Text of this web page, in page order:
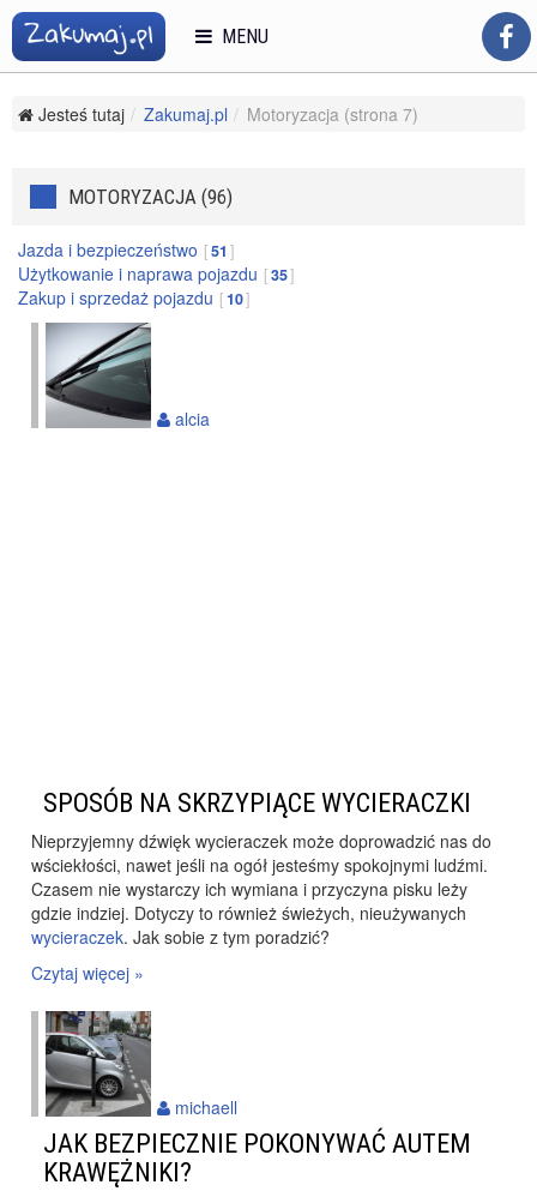
Jesteś tutaj Zakumaj.pl Motoryzacja (strona 7)
MOTORYZACJA (96)
Jazda i bezpieczeństwo 51
Użytkowanie i naprawa pojazdu 35
Zakup i sprzedaż pojazdu 10
SPOSÓB NA SKRZYPIĄCE WYCIERACZKI
Nieprzyjemny dźwięk wycieraczek może doprowadzić nas do
wściekłości, nawet jeśli na ogół jesteśmy spokojnymi ludźmi.
Czasem nie wystarczy ich wymiana i przyczyna pisku leży
gdzie indziej. Dotyczy to również świeżych, nieużywanych
wycieraczek. Jak sobie z tym poradzić?
Czytaj więcej »
alcia
JAK BEZPIECZNIE POKONYWAĆ AUTEM
KRAWĘŻNIKI?
michaell
MENU